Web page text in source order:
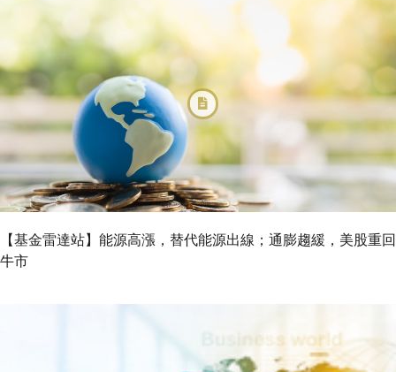
【基金雷達站】能源高漲，替代能源出線；通膨趨緩，美股重回
牛市